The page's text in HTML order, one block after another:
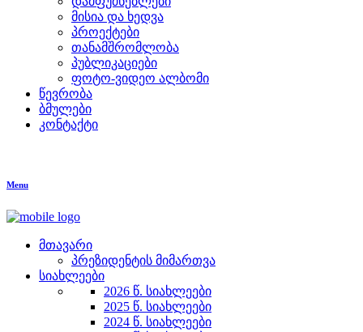
მისია და ხედვა
პროექტები
თანამშრომლობა
პუბლიკაციები
ფოტო-ვიდეო ალბომი
წევრობა
ბმულები
კონტაქტი
Menu
მთავარი
პრეზიდენტის მიმართვა
სიახლეები
2026 წ. სიახლეები
2025 წ. სიახლეები
2024 წ. სიახლეები